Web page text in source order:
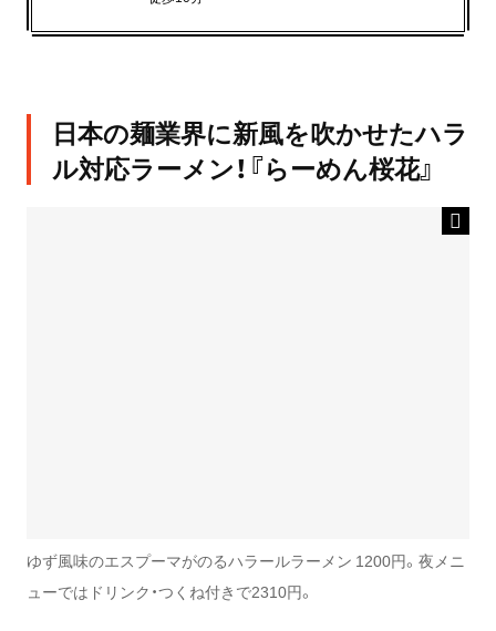
日本の麺業界に新風を吹かせたハラ
ル対応ラーメン！『らーめん桜花』
ゆず風味のエスプーマがのるハラールラーメン 1200円。夜メニ
ューではドリンク・つくね付きで2310円。